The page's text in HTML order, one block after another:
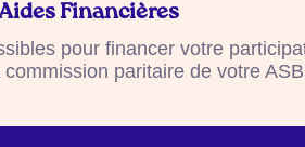
Financières
pour financer votre
paritaire de votre